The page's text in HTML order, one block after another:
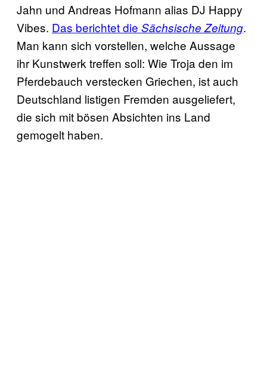
Jahn und Andreas Hofmann alias DJ Happy
Vibes. Das berichtet die Sächsische Zeitung.
Man kann sich vorstellen, welche Aussage
ihr Kunstwerk treffen soll: Wie Troja den im
Pferdebauch verstecken Griechen, ist auch
Deutschland listigen Fremden ausgeliefert,
die sich mit bösen Absichten ins Land
gemogelt haben.